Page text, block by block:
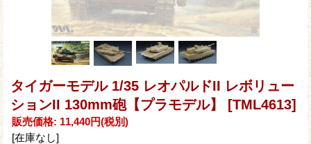
タイガーモデル 1/35 レオパルドII レボリュー
ションII 130mm砲【プラモデル】
[TML4613]
販売価格: 11,440円(税別)
[在庫なし]